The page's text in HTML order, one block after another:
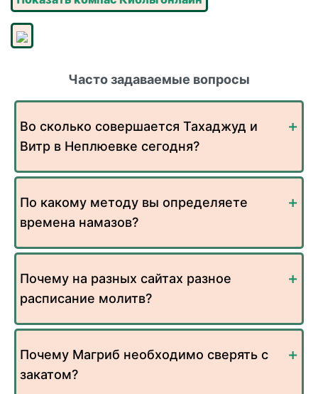
Часто задаваемые вопросы
Во сколько совершается Тахаджуд и
Витр в Неплюевке сегодня?
По какому методу вы определяете
времена намазов?
Почему на разных сайтах разное
расписание молитв?
Почему Магриб необходимо сверять с
закатом?